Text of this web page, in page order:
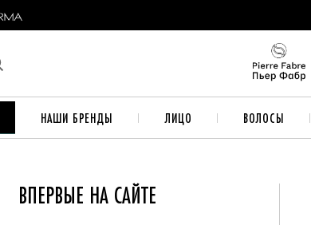
НАШИ БРЕНДЫ ЛИЦО ВОЛОСЫ
ВПЕРВЫЕ НА САЙТЕ